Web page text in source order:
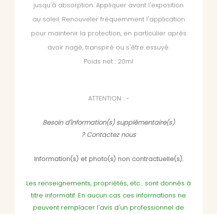
jusqu'à absorption. Appliquer avant l'exposition
au soleil. Renouveler fréquemment l'application
pour maintenir la protection, en particulier après
avoir nagé, transpiré ou s'être essuyé.
Poids net : 20ml
ATTENTION : -
Besoin d'information(s) supplémentaire(s)
?Contactez nous
Information(s) et photo(s) non contractuelle(s).
Les renseignements, propriétés, etc... sont donnés à
titre informatif. En aucun cas ces informations ne
peuvent remplacer l'avis d'un professionnel de